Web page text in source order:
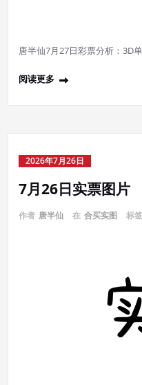
唐半仙7月27日彩票分析：3D
阅读更多
2026年7月26日
7月26日实票图片
作者 唐半仙 在 合买实图 标签